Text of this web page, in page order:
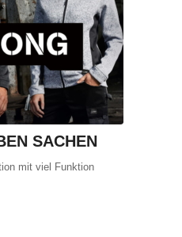
SACHEN
mit viel Funktion